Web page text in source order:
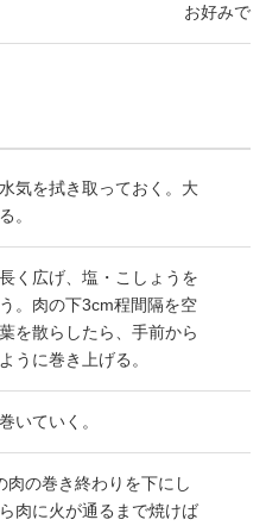
お好みで
気を拭き取っておく。大
。
く広げ、塩・こしょうを
。肉の下3cm程間隔を空
を散らしたら、手前から
うに巻き上げる。
いていく。
肉の巻き終わりを下にし
肉に火が通るまで焼けば